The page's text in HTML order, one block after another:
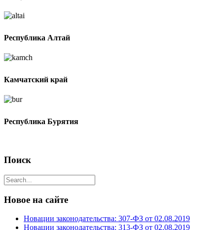
Республика Алтай
Камчатский край
Республика Бурятия
Поиск
Новое на сайте
Новации законодательства: 307-ФЗ от 02.08.2019
Новации законодательства: 313-ФЗ от 02.08.2019